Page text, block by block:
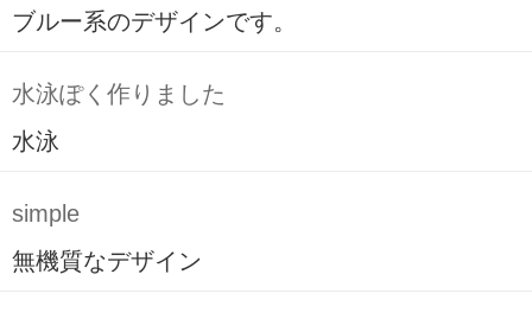
ブルー系のデザインです。
水泳ぽく作りました
水泳
simple
無機質なデザイン